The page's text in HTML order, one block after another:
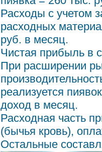
Расходы с учетом
расходных
руб. в месяц.
Чистая прибыль в
При расширении
реализуется
доход в месяц.
Расходная часть
(бычья кровь),
Остальные